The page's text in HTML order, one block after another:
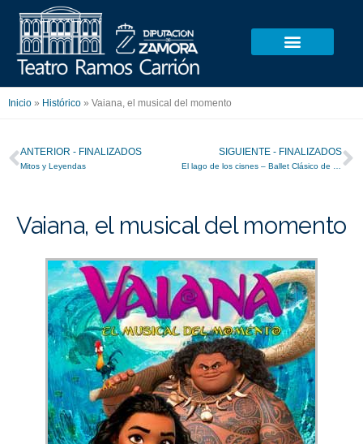
contenido
Inicio » Histórico » Vaiana, el musical del momento
Ant
ANTERIOR - FINALIZADOS
Mitos y Leyendas
SIGUIENTE - FINALIZADOS
El lago de los cisnes – Ballet Clásico de Cuba
Vaiana, el musical del momento